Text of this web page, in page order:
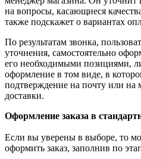
на вопросы, касающиеся
также подскажет о вариантах
По результатам звонка,
уточнения, самостоятельно
его необходимыми позициями,
оформление в том виде, в
подтверждение на почту или
доставки.
Оформление заказа в
Если вы уверены в выборе, то
оформить заказ, заполнив по